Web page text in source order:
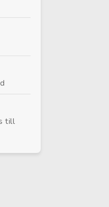
till